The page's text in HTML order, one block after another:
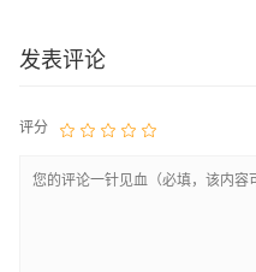
发表评论
评分